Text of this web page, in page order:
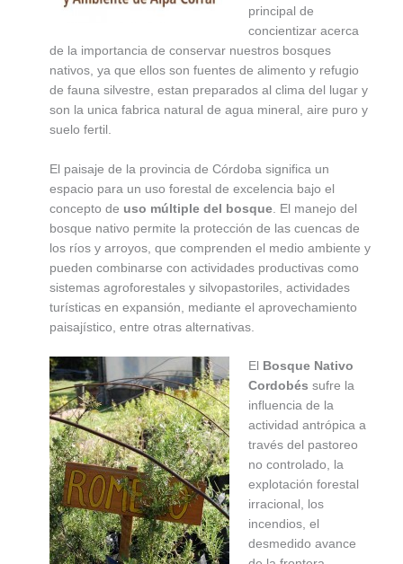
principal de
concientizar acerca
de la importancia de conservar nuestros bosques
nativos, ya que ellos son fuentes de alimento y refugio
de fauna silvestre, estan preparados al clima del lugar y
son la unica fabrica natural de agua mineral, aire puro y
suelo fertil.
El paisaje de la provincia de Córdoba significa un
espacio para un uso forestal de excelencia bajo el
concepto de uso múltiple del bosque . El manejo del
bosque nativo permite la protección de las cuencas de
los ríos y arroyos, que comprenden el medio ambiente y
pueden combinarse con actividades productivas como
sistemas agroforestales y silvopastoriles, actividades
turísticas en expansión, mediante el aprovechamiento
paisajístico, entre otras alternativas.
El
Bosque Nativo
Cordobés sufre la
influencia de la
actividad antrópica a
través del pastoreo
no controlado, la
explotación forestal
irracional, los
incendios, el
desmedido avance